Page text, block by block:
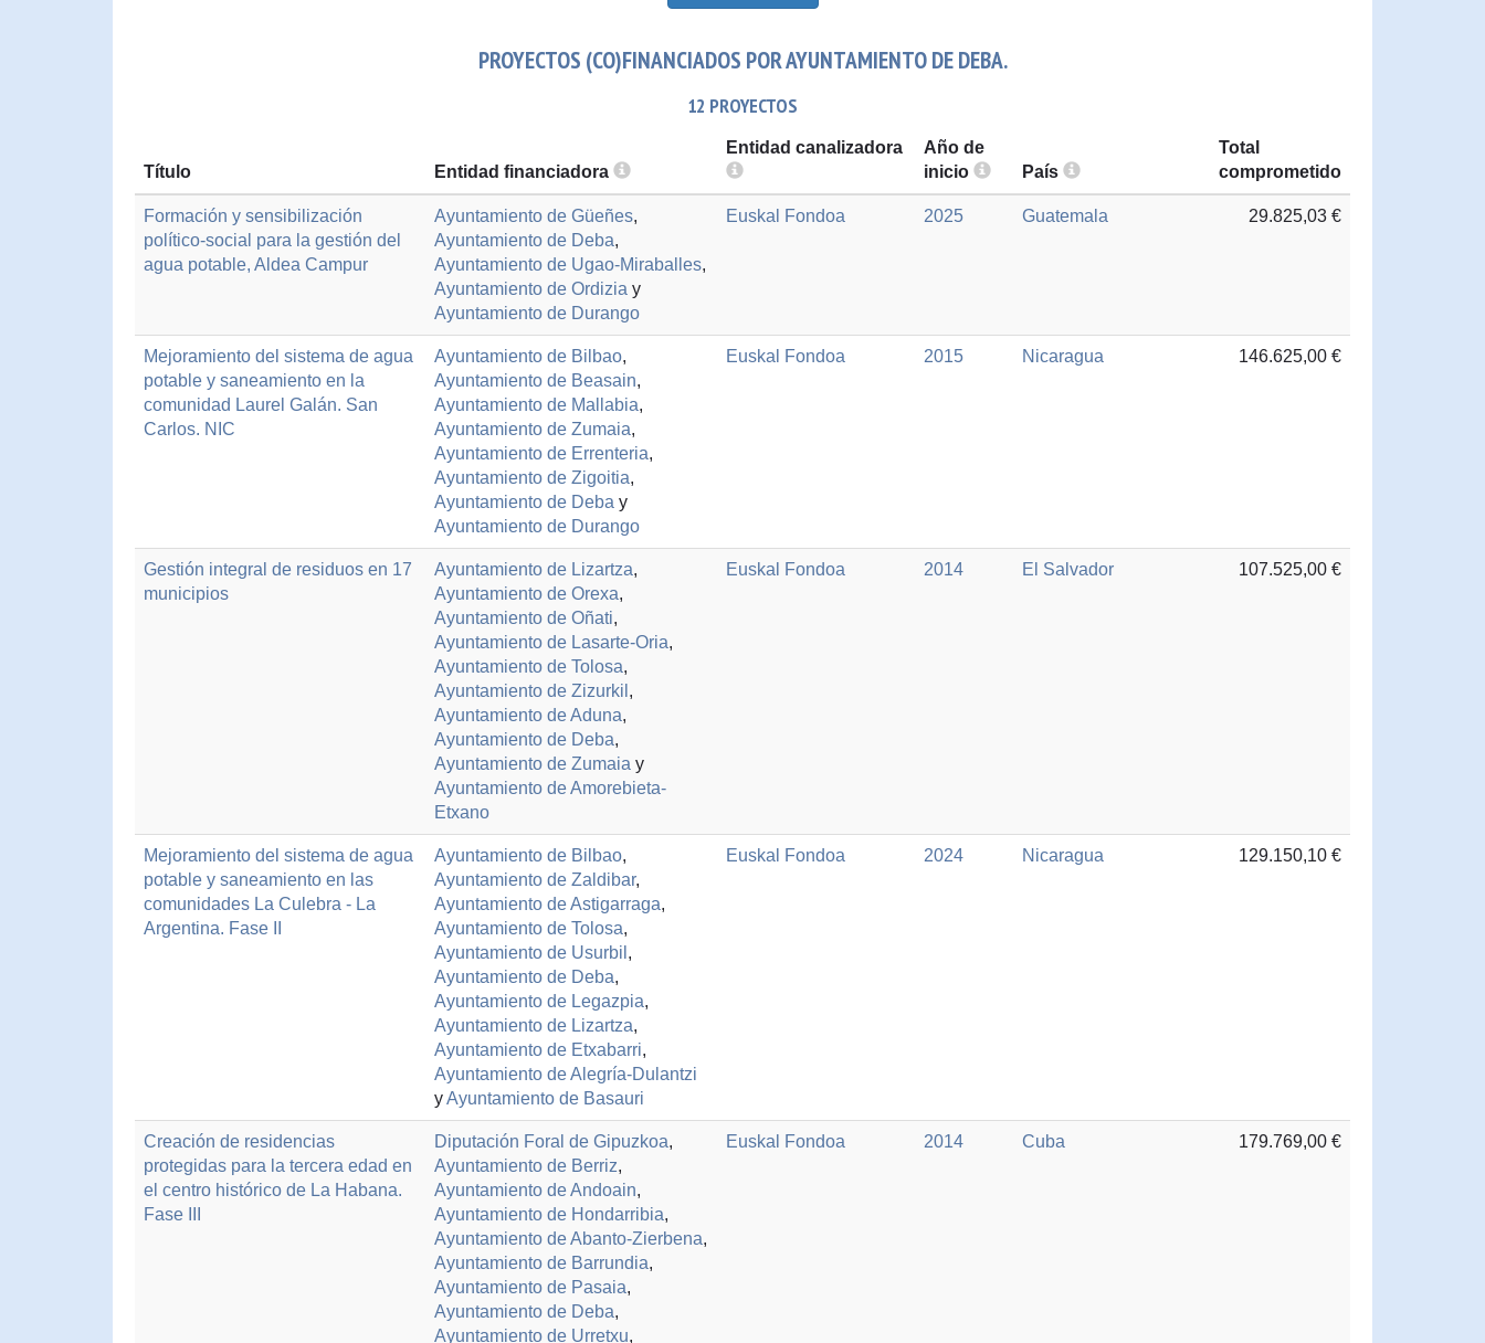
PROYECTOS (CO)FINANCIADOS POR AYUNTAMIENTO DE DEBA.
12 PROYECTOS
Título Entidad financiadora
Entidad canalizadora
Año de
inicio
País
Total
comprometido
Formación y sensibilización
político-social para la gestión del
agua potable, Aldea Campur
Ayuntamiento de Güeñes,
Ayuntamiento de Deba,
Ayuntamiento de Ugao-Miraballes,
Ayuntamiento de Ordizia y
Ayuntamiento de Durango
Euskal Fondoa 2025 Guatemala 29.825,03 €
Mejoramiento del sistema de agua
potable y saneamiento en la
comunidad Laurel Galán. San
Carlos. NIC
Ayuntamiento de Bilbao,
Ayuntamiento de Beasain,
Ayuntamiento de Mallabia,
Ayuntamiento de Zumaia,
Ayuntamiento de Errenteria,
Ayuntamiento de Zigoitia,
Ayuntamiento de Deba y
Ayuntamiento de Durango
Euskal Fondoa 2015 Nicaragua 146.625,00 €
Gestión integral de residuos en 17
municipios
Ayuntamiento de Lizartza,
Ayuntamiento de Orexa,
Ayuntamiento de Oñati,
Ayuntamiento de Lasarte-Oria,
Ayuntamiento de Tolosa,
Ayuntamiento de Zizurkil ,
Ayuntamiento de Aduna,
Ayuntamiento de Deba,
Ayuntamiento de Zumaia y
Ayuntamiento de Amorebieta-
Etxano
Euskal Fondoa 2014 El Salvador 107.525,00 €
Mejoramiento del sistema de agua
potable y saneamiento en las
comunidades La Culebra - La
Argentina. Fase II
Ayuntamiento de Bilbao,
Ayuntamiento de Zaldibar,
Ayuntamiento de Astigarraga,
Ayuntamiento de Tolosa,
Ayuntamiento de Usurbil ,
Ayuntamiento de Deba,
Ayuntamiento de Legazpia,
Ayuntamiento de Lizartza,
Ayuntamiento de Etxabarri,
Ayuntamiento de Alegría-Dulantzi
yAyuntamiento de Basauri
Euskal Fondoa 2024 Nicaragua 129.150,10 €
Creación de residencias
protegidas para la tercera edad en
el centro histórico de La Habana.
Fase III
Diputación Foral de Gipuzkoa,
Ayuntamiento de Berriz,
Ayuntamiento de Andoain,
Ayuntamiento de Hondarribia,
Ayuntamiento de Abanto-Zierbena,
Ayuntamiento de Barrundia,
Ayuntamiento de Pasaia,
Ayuntamiento de Deba,
Ayuntamiento de Urretxu,
Euskal Fondoa 2014 Cuba 179.769,00 €